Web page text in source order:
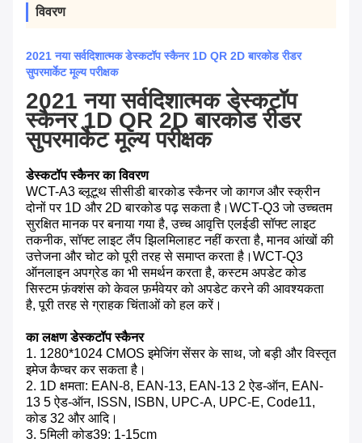
विवरण
2021 नया सर्वदिशात्मक डेस्कटॉप स्कैनर 1D QR 2D बारकोड रीडर
सुपरमार्केट मूल्य परीक्षक
2021 नया सर्वदिशात्मक डेस्कटॉप
स्कैनर 1D QR 2D बारकोड रीडर
सुपरमार्केट मूल्य परीक्षक
डेस्कटॉप स्कैनर का विवरण
WCT-A3 ब्लूटूथ सीसीडी बारकोड स्कैनर जो कागज और स्क्रीन
दोनों पर 1D और 2D बारकोड पढ़ सकता है।WCT-Q3 जो उच्चतम
सुरक्षित मानक पर बनाया गया है, उच्च आवृत्ति एलईडी सॉफ्ट लाइट
तकनीक, सॉफ्ट लाइट लैंप झिलमिलाहट नहीं करता है, मानव आंखों की
उत्तेजना और चोट को पूरी तरह से समाप्त करता है।WCT-Q3
ऑनलाइन अपग्रेड का भी समर्थन करता है, कस्टम अपडेट कोड
सिस्टम फ़ंक्शंस को केवल फ़र्मवेयर को अपडेट करने की आवश्यकता
है, पूरी तरह से ग्राहक चिंताओं को हल करें।
का लक्षणडेस्कटॉप स्कैनर
1. 1280*1024 CMOS इमेजिंग सेंसर के साथ, जो बड़ी और विस्तृत
इमेज कैप्चर कर सकता है।
2. 1D क्षमता: EAN-8, EAN-13, EAN-13 2 ऐड-ऑन, EAN-
13 5 ऐड-ऑन, ISSN, ISBN, UPC-A, UPC-E, Code11,
कोड 32 और आदि।
3. 5मिली कोड39: 1-15cm